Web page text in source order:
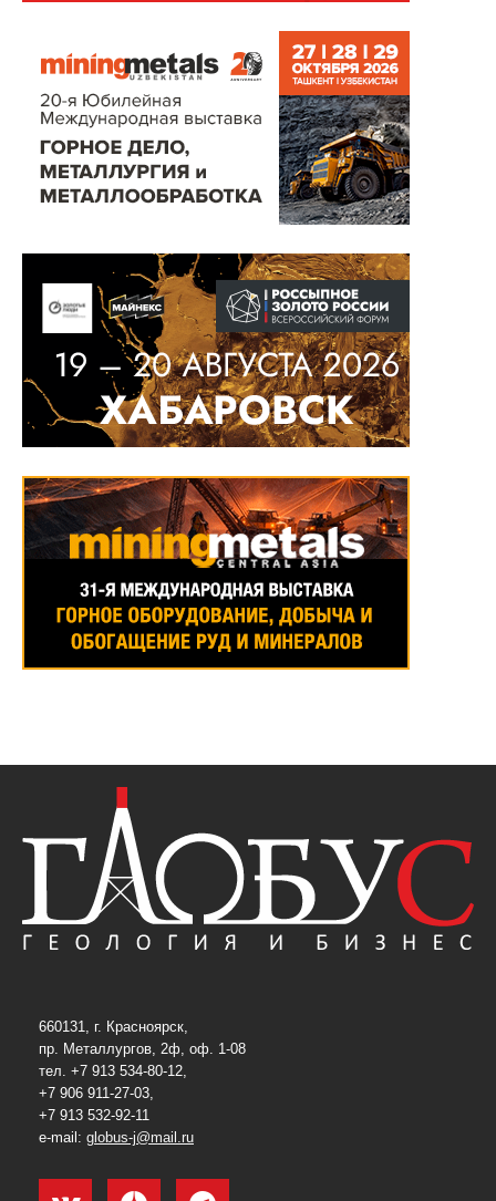
660131, г. Красноярск,
пр. Металлургов, 2ф, оф. 1-08
тел. +7 913 534-80-12,
+7 906 911-27-03,
+7 913 532-92-11
e-mail: globus-j@mail.ru